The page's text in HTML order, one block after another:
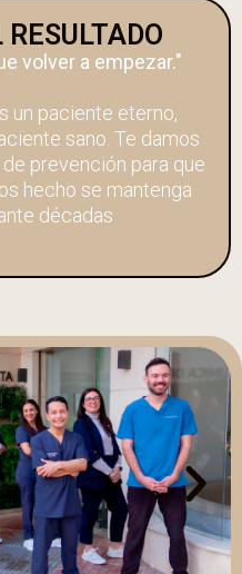
volver a empezar."
un paciente eterno,
sano. Te damos
prevención para que
hecho se mantenga
décadas